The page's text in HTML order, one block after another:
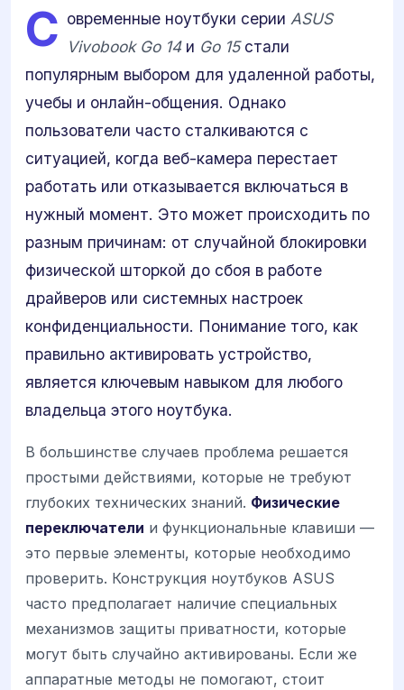
С овременные ноутбуки серии ASUS
Vivobook Go 14и Go 15стали
популярным выбором для удаленной работы,
учебы и онлайн-общения. Однако
пользователи часто сталкиваются с
ситуацией, когда веб-камера перестает
работать или отказывается включаться в
нужный момент. Это может происходить по
разным причинам: от случайной блокировки
физической шторкой до сбоя в работе
драйверов или системных настроек
конфиденциальности. Понимание того, как
правильно активировать устройство,
является ключевым навыком для любого
владельца этого ноутбука.
В большинстве случаев проблема решается
простыми действиями, которые не требуют
глубоких технических знаний. Физические
переключатели и функциональные клавиши —
это первые элементы, которые необходимо
проверить. Конструкция ноутбуков ASUS
часто предполагает наличие специальных
механизмов защиты приватности, которые
могут быть случайно активированы. Если же
аппаратные методы не помогают, стоит